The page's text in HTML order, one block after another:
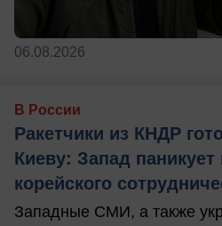
06.08.2026
В России
Ракетчики из КНДР
Киеву: Запад паникует
корейского
Западные СМИ, а также